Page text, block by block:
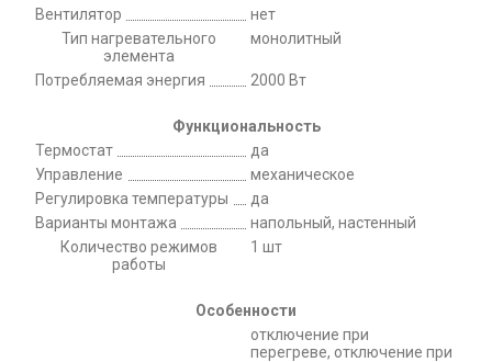
Вентилятор
нет
Тип нагревательного
элемента
монолитный
Потребляемая энергия 2000 Вт
Функциональность
Термостат
да
Управление
механическое
Регулировка температуры
да
Варианты монтажа
напольный, настенный
Количество режимов
работы
1 шт
Особенности
отключение при
перегреве, отключение при